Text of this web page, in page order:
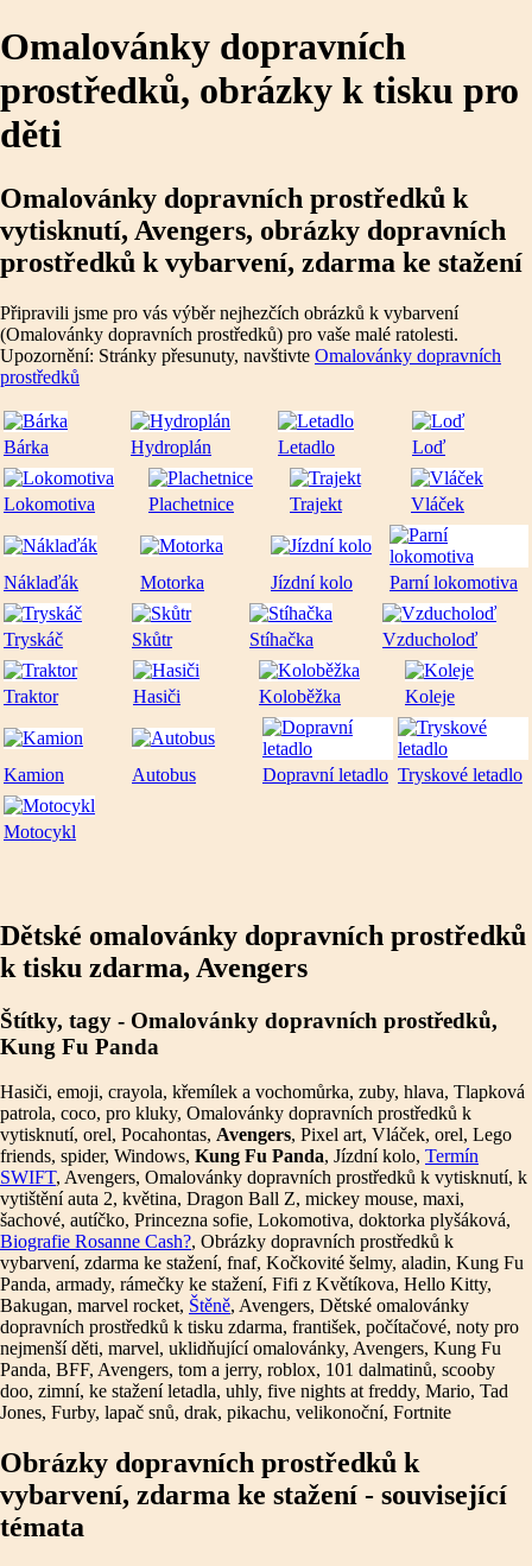
Omalovánky dopravních
prostředků, obrázky k tisku pro
děti
Omalovánky dopravních prostředků k
vytisknutí, Avengers, obrázky dopravních
prostředků k vybarvení, zdarma ke stažení
Připravili jsme pro vás výběr nejhezčích obrázků k vybarvení
(Omalovánky dopravních prostředků) pro vaše malé ratolesti.
Upozornění: Stránky přesunuty, navštivte Omalovánky dopravních
prostředků
Bárka Hydroplán Letadlo Loď
Lokomotiva Plachetnice Trajekt Vláček
Náklaďák Motorka Jízdní kolo Parní lokomotiva
Tryskáč Skůtr Stíhačka Vzducholoď
Traktor Hasiči Koloběžka Koleje
Kamion Autobus Dopravní letadlo Tryskové letadlo
Motocykl
Dětské omalovánky dopravních prostředků
k tisku zdarma, Avengers
Štítky, tagy - Omalovánky dopravních prostředků,
Kung Fu Panda
Hasiči, emoji, crayola, křemílek a vochomůrka, zuby, hlava, Tlapková
patrola, coco, pro kluky, Omalovánky dopravních prostředků k
vytisknutí, orel, Pocahontas, Avengers, Pixel art, Vláček, orel, Lego
friends, spider, Windows, Kung Fu Panda, Jízdní kolo, Termín
SWIFT, Avengers, Omalovánky dopravních prostředků k vytisknutí, k
vytištění auta 2, květina, Dragon Ball Z, mickey mouse, maxi,
šachové, autíčko, Princezna sofie, Lokomotiva, doktorka plyšáková,
Biografie Rosanne Cash?, Obrázky dopravních prostředků k
vybarvení, zdarma ke stažení, fnaf, Kočkovité šelmy, aladin, Kung Fu
Panda, armady, rámečky ke stažení, Fifi z Květíkova, Hello Kitty,
Bakugan, marvel rocket, Štěně, Avengers, Dětské omalovánky
dopravních prostředků k tisku zdarma, františek, počítačové, noty pro
nejmenší děti, marvel, uklidňující omalovánky, Avengers, Kung Fu
Panda, BFF, Avengers, tom a jerry, roblox, 101 dalmatinů, scooby
doo, zimní, ke stažení letadla, uhly, five nights at freddy, Mario, Tad
Jones, Furby, lapač snů, drak, pikachu, velikonoční, Fortnite
Obrázky dopravních prostředků k
vybarvení, zdarma ke stažení - související
témata